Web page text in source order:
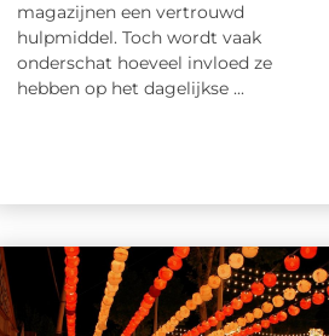
magazijnen een vertrouwd
hulpmiddel. Toch wordt vaak
onderschat hoeveel invloed ze
hebben op het dagelijkse ...